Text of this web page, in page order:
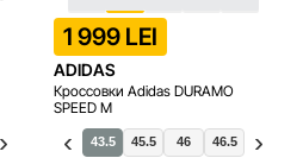
46.5 43.5
1 999 LEI
ADIDAS
Кроссовки Adidas DURAMO
SPEED M
42.5 43.5 45.5 46 46.5 47.5